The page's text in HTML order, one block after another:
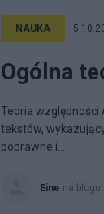
NAUKA
Ogólna
Teoria względności
tekstów,
poprawne i...
Eine na blogu